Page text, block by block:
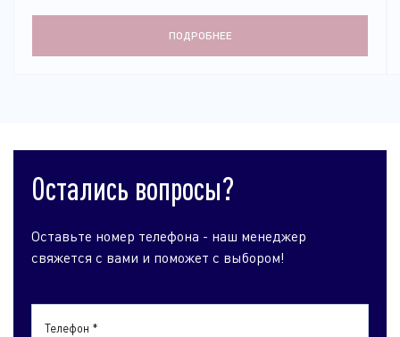
ПОДРОБНЕЕ
Остались вопросы?
Оставьте номер телефона - наш менеджер
свяжется с вами и поможет с выбором!
Телефон *